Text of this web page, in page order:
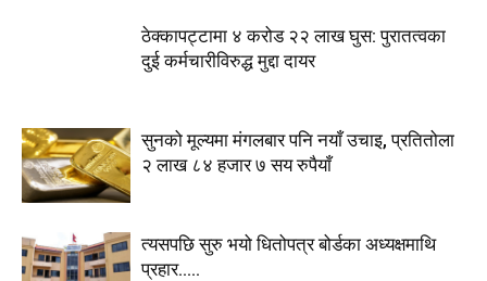
ठेक्कापट्टामा ४ करोड २२ लाख घुस: पुरातत्वका
दुई कर्मचारीविरुद्ध मुद्दा दायर
सुनको मूल्यमा मंगलबार पनि नयाँ उचाइ, प्रतितोला
२ लाख ८४ हजार ७ सय रुपैयाँ
त्यसपछि सुरु भयो धितोपत्र बोर्डका अध्यक्षमाथि
प्रहार…..